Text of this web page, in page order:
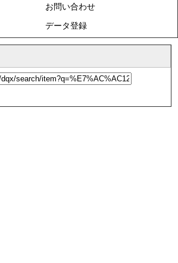
お問い合わせ
データ登録